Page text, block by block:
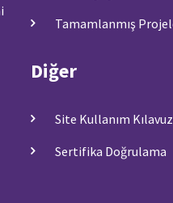
Tamamlanmış
Diğer
Site Kullanım
Sertifika Doğrulama